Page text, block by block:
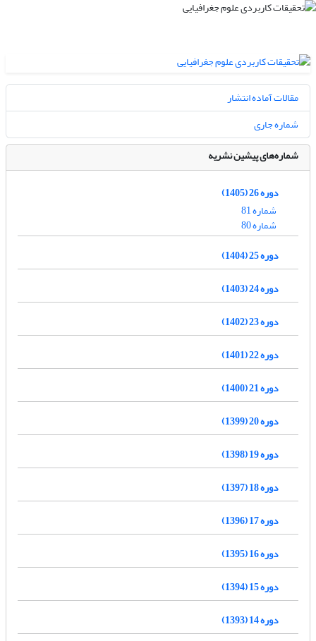
مقالات آماده انتشار
شماره جاری
شماره‌های پیشین نشریه
دوره 26 (1405)
شماره 81
شماره 80
دوره 25 (1404)
دوره 24 (1403)
دوره 23 (1402)
دوره 22 (1401)
دوره 21 (1400)
دوره 20 (1399)
دوره 19 (1398)
دوره 18 (1397)
دوره 17 (1396)
دوره 16 (1395)
دوره 15 (1394)
دوره 14 (1393)